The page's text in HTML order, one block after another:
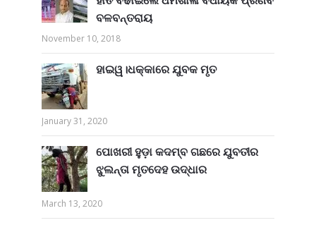
ବଳବନ୍ତରାୟ
November 10, 2018
ହାଇୱ।ଧକ୍କାରେ ଯୁବକ ମୃତ
January 31, 2020
ପୋଖରୀ ହୁଡ଼ା କଦମ୍ବ ଗଛରେ ଯୁବତୀର
ଝୁଲନ୍ତା ମୃତଦେହ ଉଦ୍ଧାର
March 13, 2020